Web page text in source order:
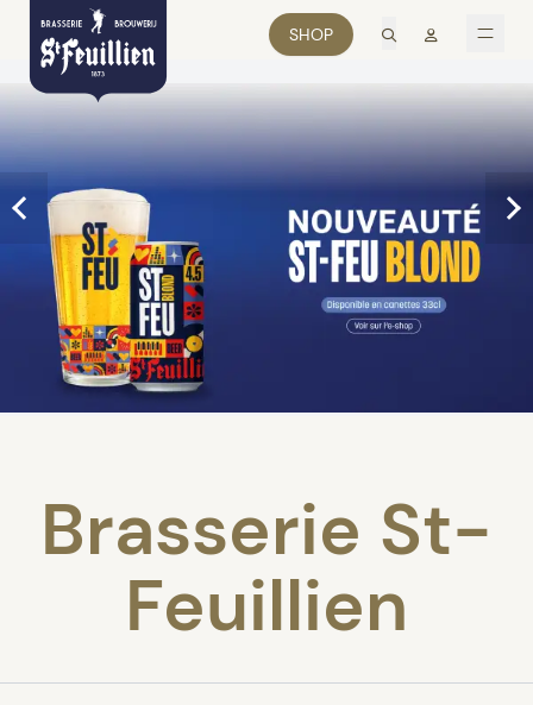
SHOP recherche
Mon
Brasserie St-
Feuillien